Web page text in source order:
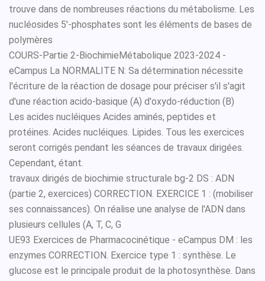
trouve dans de nombreuses réactions du métabolisme. Les
nucléosides 5'-phosphates sont les éléments de bases de
polymères
COURS-Partie 2-BiochimieMétabolique 2023-2024 -
eCampus La NORMALITE N: Sa détermination nécessite
l'écriture de la réaction de dosage pour préciser s'il s'agit
d'une réaction acido-basique (A) d'oxydo-réduction (B)
Les acides nucléiques Acides aminés, peptides et
protéines. Acides nucléiques. Lipides. Tous les exercices
seront corrigés pendant les séances de travaux dirigées.
Cependant, étant.
travaux dirigés de biochimie structurale bg-2 DS : ADN
(partie 2, exercices) CORRECTION. EXERCICE 1 : (mobiliser
ses connaissances). On réalise une analyse de l'ADN dans
plusieurs cellules (A, T, C, G
UE93 Exercices de Pharmacocinétique - eCampus DM : les
enzymes CORRECTION. Exercice type 1 : synthèse. Le
glucose est le principale produit de la photosynthèse. Dans